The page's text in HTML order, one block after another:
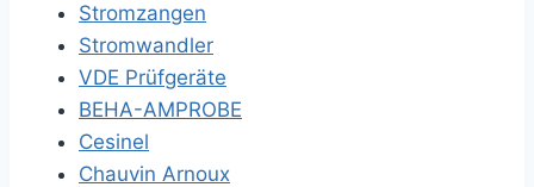
Stromzangen
Stromwandler
VDE Prüfgeräte
BEHA-AMPROBE
Cesinel
Chauvin Arnoux